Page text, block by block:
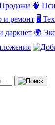
🧠
и ремонт 🖥️
даркнет 🌍